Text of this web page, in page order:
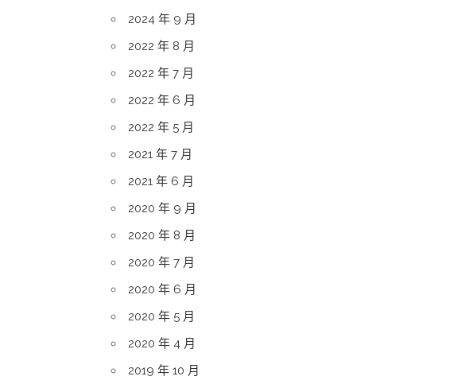
2024 年 9 月
2022 年 8 月
2022 年 7 月
2022 年 6 月
2022 年 5 月
2021 年 7 月
2021 年 6 月
2020 年 9 月
2020 年 8 月
2020 年 7 月
2020 年 6 月
2020 年 5 月
2020 年 4 月
2019 年 10 月